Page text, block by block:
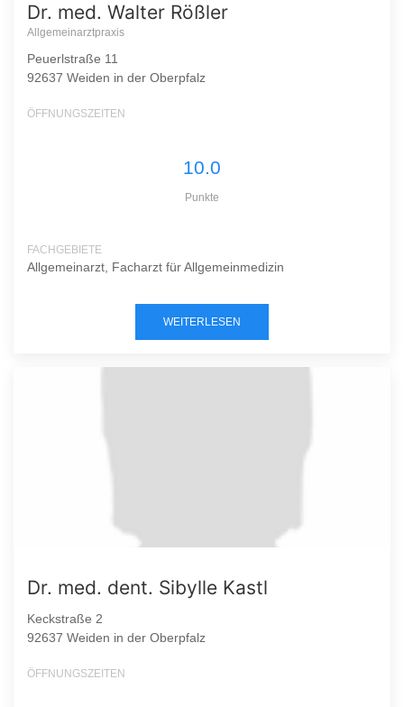
Dr. med. Walter Rößler
Allgemeinarztpraxis
Peuerlstraße 11
92637 Weiden in der Oberpfalz
ÖFFNUNGSZEITEN
10.0
Punkte
FACHGEBIETE
Allgemeinarzt, Facharzt für Allgemeinmedizin
WEITERLESEN
Dr. med. dent. Sibylle Kastl
Keckstraße 2
92637 Weiden in der Oberpfalz
ÖFFNUNGSZEITEN